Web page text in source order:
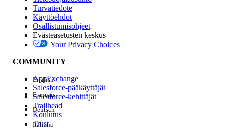
Edition
Kokemus
Turvatiedote
Käyttöehdot
Osallistumisohjeet
Evästeasetusten keskus
Your Privacy Choices
COMMUNITY
AppExchange
Salesforce-pääkäyttäjät
Salesforce-kehittäjät
Trailhead
Koulutus
Trust
English
Français
Deutsch
Italiano